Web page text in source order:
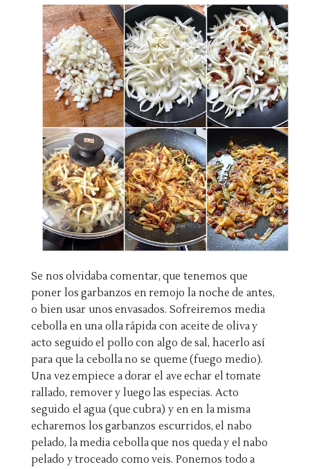
Se nos olvidaba comentar, que tenemos que
poner los garbanzos en remojo la noche de antes,
o bien usar unos envasados. Sofreiremos media
cebolla en una olla rápida con aceite de oliva y
acto seguido el pollo con algo de sal, hacerlo así
para que la cebolla no se queme (fuego medio).
Una vez empiece a dorar el ave echar el tomate
rallado, remover y luego las especias. Acto
seguido el agua (que cubra) y en en la misma
echaremos los garbanzos escurridos, el nabo
pelado, la media cebolla que nos queda y el nabo
pelado y troceado como veis. Ponemos todo a